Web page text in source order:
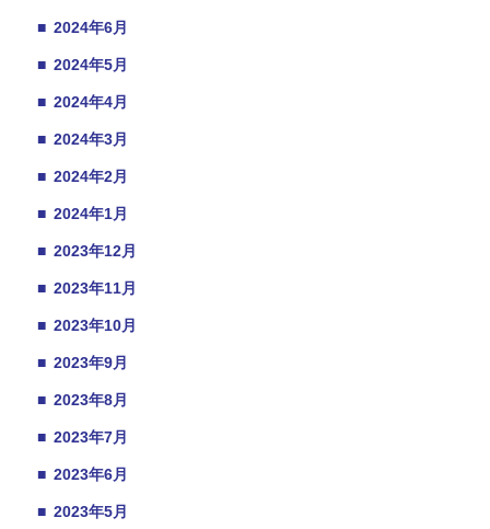
■ 2024年6月
■ 2024年5月
■ 2024年4月
■ 2024年3月
■ 2024年2月
■ 2024年1月
■ 2023年12月
■ 2023年11月
■ 2023年10月
■ 2023年9月
■ 2023年8月
■ 2023年7月
■ 2023年6月
■ 2023年5月